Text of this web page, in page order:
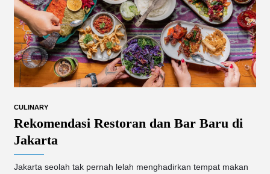
CULINARY
Rekomendasi Restoran dan Bar Baru di
Jakarta
Jakarta seolah tak pernah lelah menghadirkan tempat makan